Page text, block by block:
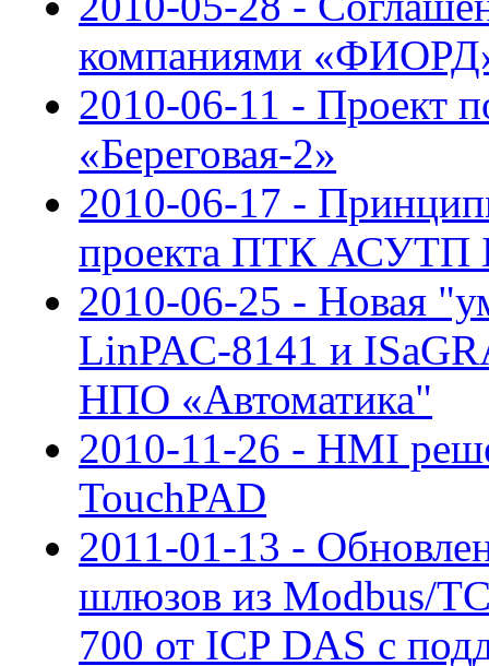
компаниями
2010-06-11 - Проект
«Береговая-2»
2010-06-17 -
проекта ПТК АСУТП
2010-06-25 - Новая
LinPAС-8141 и
НПО «Автоматика"
2010-11-26 - HMI
TouchPAD
2011-01-13 -
шлюзов из Modbus/
700 от ICP DAS с